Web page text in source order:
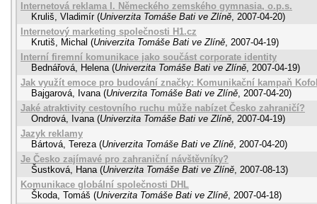
Internetová reklama I. Německého zemského gymnasia, o.p.s.
Kruliš, Vladimír (Univerzita Tomáše Bati ve Zlíně, 2007-04-20)
Internetový marketing společnosti H1.cz
Krutiš, Michal (Univerzita Tomáše Bati ve Zlíně, 2007-04-19)
Interní firemní komunikace jako součást corporate identity
Bednářová, Helena (Univerzita Tomáše Bati ve Zlíně, 2007-04-19)
Jak využít emoce pro budování značky: Komunikační kampaň
Bajgarová, Ivana (Univerzita Tomáše Bati ve Zlíně, 2007-04-20)
Jaké atraktivity cestovního ruchu může nabízet Česko zahraničí?
Ondrová, Ivana (Univerzita Tomáše Bati ve Zlíně, 2007-04-19)
Jazyk reklamy
Bártová, Tereza (Univerzita Tomáše Bati ve Zlíně, 2007-04-20)
Je Česko zajímavé pro zahraniční návštěvníky?
Šustková, Hana (Univerzita Tomáše Bati ve Zlíně, 2007-08-13)
Komunikace globální společnosti DHL
Škoda, Tomáš (Univerzita Tomáše Bati ve Zlíně, 2007-04-18)